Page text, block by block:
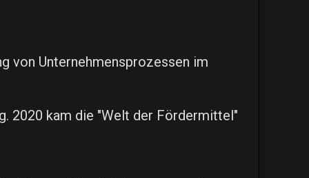
von Unternehmensprozessen im
2020 kam die "Welt der Fördermittel"